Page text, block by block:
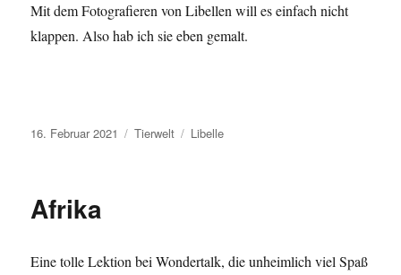
Mit dem Fotografieren von Libellen will es einfach nicht
klappen. Also hab ich sie eben gemalt.
Veröffentlicht
16. Februar 2021 Kategorien
Tierwelt Schlagwörter
Libelle
Afrika
Eine tolle Lektion bei Wondertalk, die unheimlich viel Spaß